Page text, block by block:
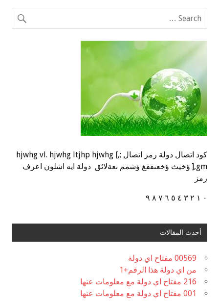
كود اتصال دولة رمز اتصال ;,] hjwhg vl. hjwhg ltjhp hjwhg
],gm ؤخيث ؤخعىفقغ ؤشمم ىعةلاثق دولة ايه اشلون اعرف
رمز
٠ ١ ٢ ٣ ٤ ٥ ٦ ٧ ٨ ٩
أحدث المقالات
00569 مفتاح اي دولة
من اي دولة هذا الرقم+1
216 مفتاح اي دولة مع معلومات عنها
001 مفتاح اي دولة مع معلومات عنها